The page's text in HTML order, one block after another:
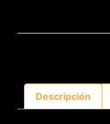
Descripción